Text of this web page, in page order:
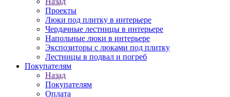
Проекты
Люки под плитку в интерьере
Чердачные лестницы в интерьере
Напольные люки в интерьере
Экспозиторы с люками под плитку
Лестницы в подвал и погреб
Покупателям
Назад
Покупателям
Оплата